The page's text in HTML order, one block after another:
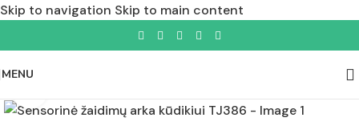
Skip to navigation Skip to main content
MENU